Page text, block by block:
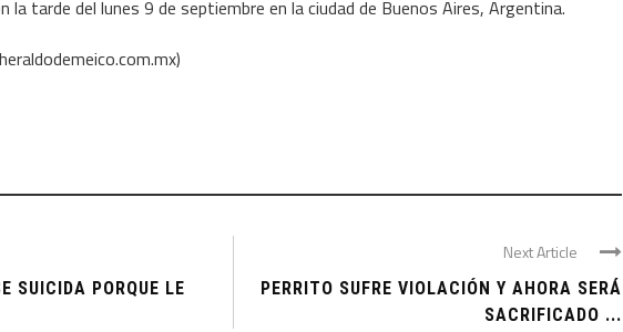
la tarde del lunes 9 de septiembre en la ciudad de Buenos Aires, Argentina.
SUICIDA PORQUE LE
Next Article
PERRITO SUFRE VIOLACIÓN Y AHORA SERÁ
SACRIFICADO ...